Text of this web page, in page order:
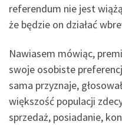
referendum nie jest
że będzie on działać
Nawiasem mówiąc,
swoje osobiste
sama przyznaje,
większość populacji
sprzedaż, posiadanie,